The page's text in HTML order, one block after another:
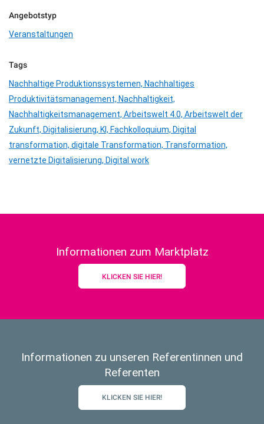
Angebotstyp
Veranstaltungen
Tags
Nachhaltige Produktionssystemen, Nachhaltiges
Produktivitätsmanagement, Nachhaltigkeit,
Nachhaltigkeitsmanagement, Arbeitswelt 4.0, Arbeitswelt der
Zukunft, Digitalisierung, KI, Fachkolloquium, Digital
transformation, digitale Transformation, Transformation,
vernetzte Digitalisierung, Digital work
Informationen zum Marktplatz
KLICKEN SIE HIER!
Informationen zu unseren Referentinnen und
Referenten
KLICKEN SIE HIER!